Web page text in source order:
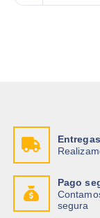
Entregas
Pago
segura